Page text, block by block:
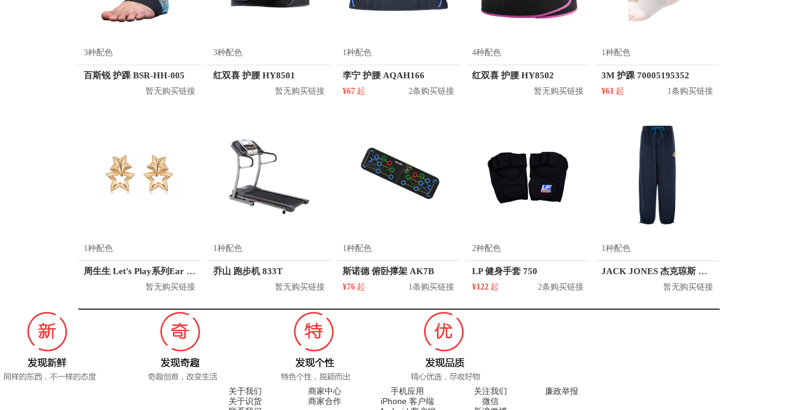
3种配色
百斯锐 护踝 BSR-HH-005
暂无购买链接
3种配色
红双喜 护腰 HY8501
暂无购买链接
1种配色
李宁 护腰 AQAH166
¥67 起 2条购买链接
4种配色
红双喜 护腰 HY8502
暂无购买链接
1种配色
3M 护踝 70005195352
¥61 起 1条购买链接
1种配色
周生生 Let's Play系列Ear Play18K金耳玩星星耳钉 90362eb000001
暂无购买链接
1种配色
乔山 跑步机 833T
暂无购买链接
1种配色
斯诺德 俯卧撑架 AK7B
¥76 起 1条购买链接
2种配色
LP 健身手套 750
¥122 起 2条购买链接
1种配色
JACK JONES 杰克琼斯 X NBA湖人队 法兰绒潮舒适宽松长裤 男女同款 221114043
暂无购买链接
关于我们
关于识货
商家中心
商家合作
手机应用
iPhone 客户端
关注我们
微信
廉政举报